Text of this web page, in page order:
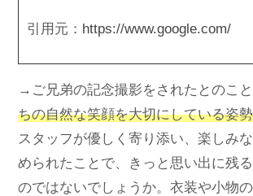
引用元： https://www.google.com/
→ご兄弟の記念撮影をされたとのこと
ちの自然な笑顔を大切にしている姿
スタッフが優しく寄り添い、楽しみ
められたことで、きっと思い出に残
のではないでしょうか。衣装や小物